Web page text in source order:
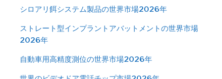
シロアリ餌システム製品の世界市場2026年
ストレート型インプラントアバットメントの世界市場
2026年
自動車用高精度測位の世界市場2026年